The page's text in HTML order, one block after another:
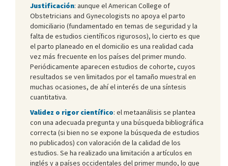
Justificación: aunque el American College of
Obstetricians and Gynecologists no apoya el parto
domiciliario (fundamentado en temas de seguridad y la
falta de estudios científicos rigurosos), lo cierto es que
el parto planeado en el domicilio es una realidad cada
vez más frecuente en los países del primer mundo.
Periódicamente aparecen estudios de cohorte, cuyos
resultados se ven limitados por el tamaño muestral en
muchas ocasiones, de ahí el interés de una síntesis
cuantitativa.
Validez o rigor científico: el metaanálisis se plantea
con una adecuada pregunta y una búsqueda bibliográfica
correcta (si bien no se expone la búsqueda de estudios
no publicados) con valoración de la calidad de los
estudios. Se ha realizado una limitación a artículos en
inglés y a países occidentales del primer mundo, lo que